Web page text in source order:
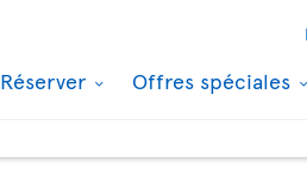
Réserver Offres spéciales